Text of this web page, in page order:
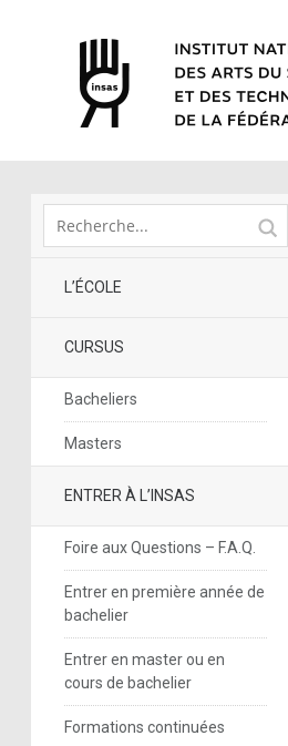
L’ÉCOLE
CURSUS
Bacheliers
Masters
ENTRER À L’INSAS
Foire aux Questions – F.A.Q.
Entrer en première année de
bachelier
Entrer en master ou en
cours de bachelier
Formations continuées